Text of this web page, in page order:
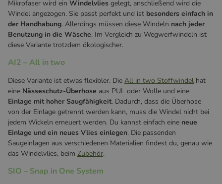
Mikrofaser wird ein Windelvlies gelegt, anschließend wird die
Windel angezogen. Sie passt perfekt und ist besonders einfach in
der Handhabung. Allerdings müssen diese Windeln nach jeder
Benutzung in die Wäsche. Im Vergleich zu Wegwerfwindeln ist
diese Variante trotzdem ökologischer.
AI2 – All in two
Diese Variante ist etwas flexibler. Die All in two Stoffwindel hat
eine Nässeschutz-Überhose aus PUL oder Wolle und eine
Einlage mit hoher Saugfähigkeit. Dadurch, dass die Überhose
von der Einlage getrennt werden kann, muss die Windel nicht bei
jedem Wickeln erneuert werden. Du kannst einfach eine neue
Einlage und ein neues Vlies einlegen. Die passenden
Saugeinlagen aus verschiedenen Materialien findest du, genau wie
das Windelvlies, beim Zubehör.
SIO – Snap in One System